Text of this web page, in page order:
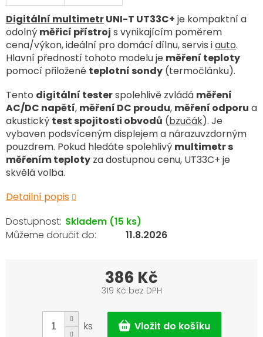
Digitální multimetrUNI-T UT33C+ je kompaktní a
odolný měřicí přístroj s vynikajícím poměrem
cena/výkon, ideální pro domácí dílnu, servis iauto.
Hlavní předností tohoto modelu je měření teploty
pomocí přiložené teplotní sondy (termočlánku).
Tento digitální testerspolehlivě zvládá měření
AC/DC napětí, měření DC proudu, měření odporu a
akustický test spojitosti obvodů (bzučák). Je
vybaven podsvíceným displejem a nárazuvzdorným
pouzdrem. Pokud hledáte spolehlivý multimetr s
měřením teploty za dostupnou cenu, UT33C+ je
skvělá volba.
Detailní popis
Skladem (15 ks)
11.8.2026
386 Kč
319 Kč bez DPH
cena:
ks